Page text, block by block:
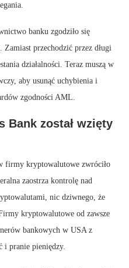
banku zgodziło się
Zamiast przechodzić przez długi
działalności. Teraz muszą w
aby usunąć uchybienia i
zgodności AML.
Bank został wzięty
firmy kryptowalutowe zwróciło
zaostrza kontrolę nad
nic dziwnego, że
kryptowalutowe od zawsze
bankowych w USA z
i pranie pieniędzy.